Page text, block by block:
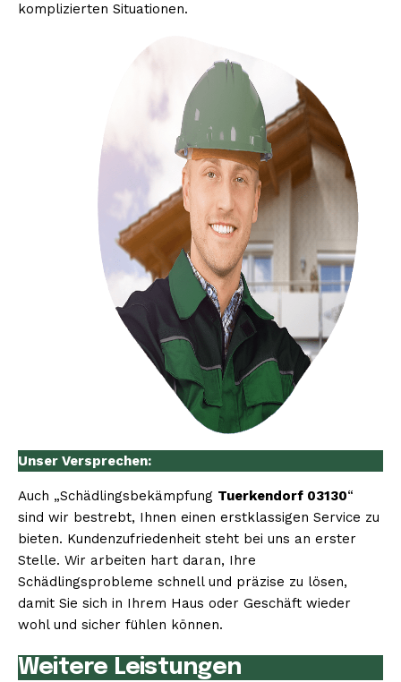
komplizierten Situationen.
Unser Versprechen:
Auch „Schädlingsbekämpfung Tuerkendorf 03130“
sind wir bestrebt, Ihnen einen erstklassigen Service zu
bieten. Kundenzufriedenheit steht bei uns an erster
Stelle. Wir arbeiten hart daran, Ihre
Schädlingsprobleme schnell und präzise zu lösen,
damit Sie sich in Ihrem Haus oder Geschäft wieder
wohl und sicher fühlen können.
Weitere Leistungen